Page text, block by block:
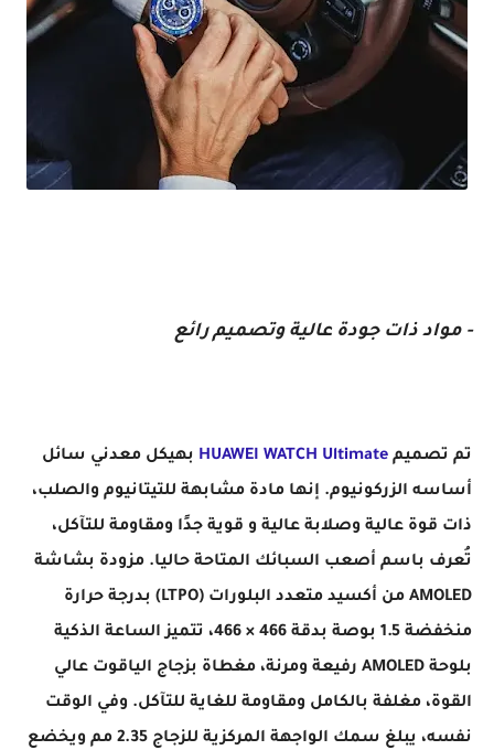
- مواد ذات جودة عالية وتصميم رائع
تم تصميم HUAWEI WATCH Ultimate بهيكل معدني سائل
أساسه الزركونيوم. إنها مادة مشابهة للتيتانيوم والصلب،
ذات قوة عالية وصلابة عالية و قوية جدًا ومقاومة للتآكل،
تُعرف باسم أصعب السبائك المتاحة حاليا. مزودة بشاشة
AMOLED من أكسيد متعدد البلورات (LTPO) بدرجة حرارة
منخفضة 1.5 بوصة بدقة 466 × 466، تتميز الساعة الذكية
بلوحة AMOLED رفيعة ومرنة، مغطاة بزجاج الياقوت عالي
القوة، مغلفة بالكامل ومقاومة للغاية للتآكل. وفي الوقت
نفسه، يبلغ سمك الواجهة المركزية للزجاج 2.35 مم ويخضع